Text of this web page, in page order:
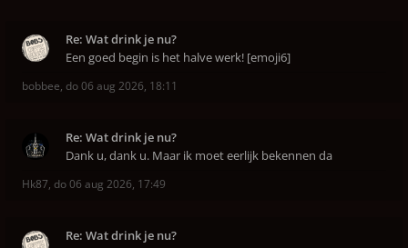
Re: Wat drink je nu?
Een goed begin is het halve werk! [emoji6]
bobbee, do 06 aug 2026, 18:11
Re: Wat drink je nu?
Dank u, dank u. Maar ik moet eerlijk bekennen da
Hk87, do 06 aug 2026, 17:49
Re: Wat drink je nu?